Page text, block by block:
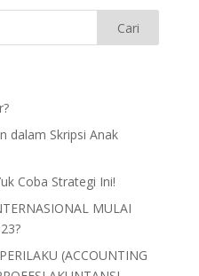
dalam Skripsi Anak
Coba Strategi Ini!
MULAI
(ACCOUNTING